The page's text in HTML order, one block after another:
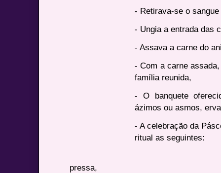
- Retirava-se o
- Ungia a entrada das
- Assava a carne do
- Com a carne
família reunida,
- O banquete
ázimos ou asmos,
- A celebração da
ritual as seguintes:
pressa,